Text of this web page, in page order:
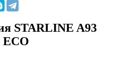
STARLINE A93